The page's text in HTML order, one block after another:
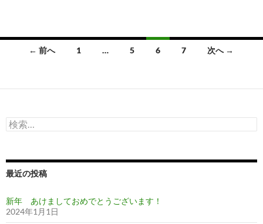
ナ
ゲ
シ
ョ
ン
← 前へ 1 … 5 6 7 次へ →
検
索:
最近の投稿
新年 あけましておめでとうございます！
2024年1月1日